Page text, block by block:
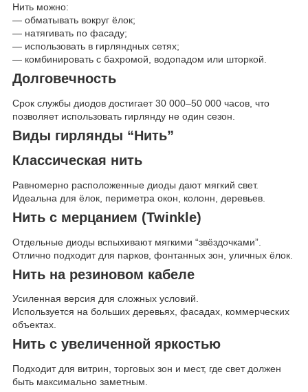
Нить можно:
— обматывать вокруг ёлок;
— натягивать по фасаду;
— использовать в гирляндных сетях;
— комбинировать с бахромой, водопадом или шторкой.
Долговечность
Срок службы диодов достигает 30 000–50 000 часов, что
позволяет использовать гирлянду не один сезон.
Виды гирлянды “Нить”
Классическая нить
Равномерно расположенные диоды дают мягкий свет.
Идеальна для ёлок, периметра окон, колонн, деревьев.
Нить с мерцанием (Twinkle)
Отдельные диоды вспыхивают мягкими “звёздочками”.
Отлично подходит для парков, фонтанных зон, уличных ёлок.
Нить на резиновом кабеле
Усиленная версия для сложных условий.
Используется на больших деревьях, фасадах, коммерческих
объектах.
Нить с увеличенной яркостью
Подходит для витрин, торговых зон и мест, где свет должен
быть максимально заметным.